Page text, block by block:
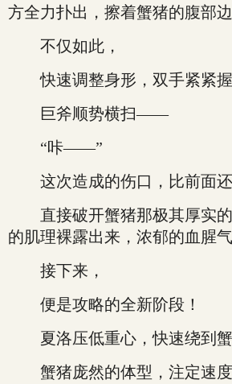
方全力扑出，擦着蟹猪的腹部
不仅如此，
快速调整身形，双手紧紧握
巨斧顺势横扫——
“咔——”
这次造成的伤口，比前面还
直接破开蟹猪那极其厚实的
的肌理裸露出来，浓郁的血腥
接下来，
便是攻略的全新阶段！
夏洛压低重心，快速绕到蟹
蟹猪庞然的体型，注定速度